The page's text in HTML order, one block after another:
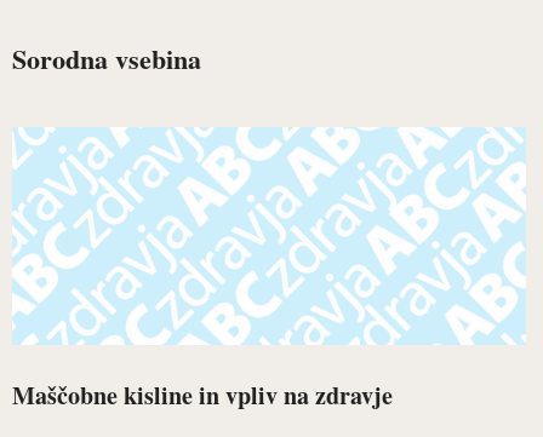
Sorodna vsebina
Maščobne kisline in vpliv na zdravje